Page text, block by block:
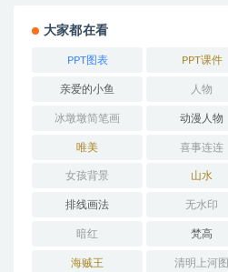
大家都在看
PPT图表 PPT课件
亲爱的小鱼 人物
冰墩墩简笔画 动漫人物
唯美 喜事连连
女孩背景 山水
排线画法 无水印
暗红 梵高
海贼王 清明上河图